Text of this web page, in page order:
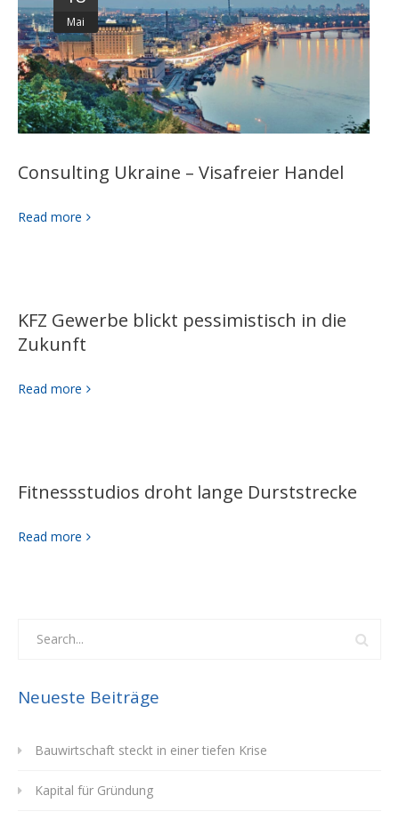
Mai
Consulting Ukraine – Visafreier Handel
Read more
KFZ Gewerbe blickt pessimistisch in die
Zukunft
Read more
Fitnessstudios droht lange Durststrecke
Read more
Neueste Beiträge
Bauwirtschaft steckt in einer tiefen Krise
Kapital für Gründung